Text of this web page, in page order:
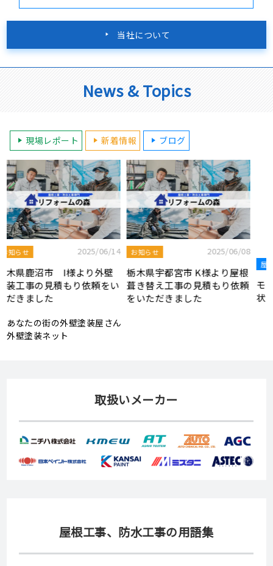
当社について
News & Topics
現場レポート 新着情報 ブログ
屋根工事ブログ 2025/08/19
モルタル外壁の特徴と劣化症
状、メンテナンス方法を解説
2025/07/22
令和7年度 結婚新生活支援補
助金が実施されます！
あなたの街の外壁塗装屋さん
外壁塗装ネット
取扱いメーカー
屋根工事、防水工事の用語集